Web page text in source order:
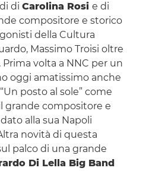
di Carolina Rosi e di
compositore e storico
della Cultura
Massimo Troisi oltre
volta a NNC per un
oggi amatissimo anche
posto al sole” come
grande compositore e
alla sua Napoli
novità di questa
palco di una grande
Di Lella Big Band